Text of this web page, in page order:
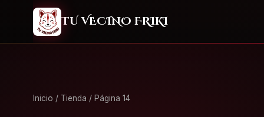
TU VECINO FRIKI
Inicio / Tienda / Página 14